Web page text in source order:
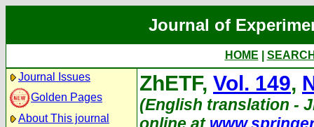
Journal of
HOME
Journal Issues
Golden Pages
About This journal
ZhETF, Vol. 149,
(English translation -